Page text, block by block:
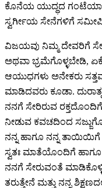
ಕೊನೆಯ ಯುದ್ಧದ
ಸ್ವರ್ಗೀಯ ಸೇನೆಗಳಿಗೆ
ವಿಜಯವು ನಿಮ್ಮ ದೇವರಿಗೆ
ಅಥವಾ ಭ್ರಮೆಗೊಳ್ಳಬೇಡಿ,
ಆಯುಧಗಳು ಅನೇಕರು
ಮಾಡಿದವರು ಕೂಡಾ.
ನನಗೆ ಸೇರಿರುವ ರಕ್ತದೊಂದಿಗೆ
ನೀಡುವ ಕವಚದಿಂದ
ನನ್ನ ಹಾಗೂ ನನ್ನ
ಸ್ವತಃ ಮಾತೆಯೊಂದಿಗೆ
ನನಗೆ ಸೇರುವಂತೆ
ತರುತ್ತೇನೆ ಮತ್ತು ನನ್ನ